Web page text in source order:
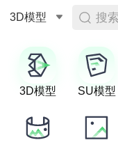
3D模型 搜
3D模型 SU模型